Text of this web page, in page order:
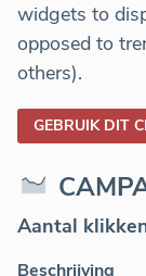
widgets to
opposed to
others).
GEBRUIK DIT
Aantal
Beschrijving